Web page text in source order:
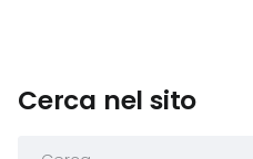
Cerca nel sito